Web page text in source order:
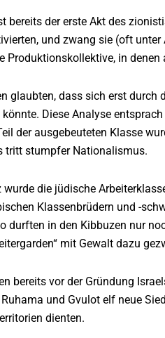
bereits der erste Akt des
und zwang sie (oft
Produktionskollektive, in
glaubten, dass sich erst durch
Diese Analyse
der ausgebeuteten Klasse
tritt stumpfer Nationalismus.
wurde die jüdische
Klassenbrüdern und -
durften in den Kibbuzen nur
mit Gewalt dazu
bereits vor der Gründung
und Gvulot elf neue
dienten.